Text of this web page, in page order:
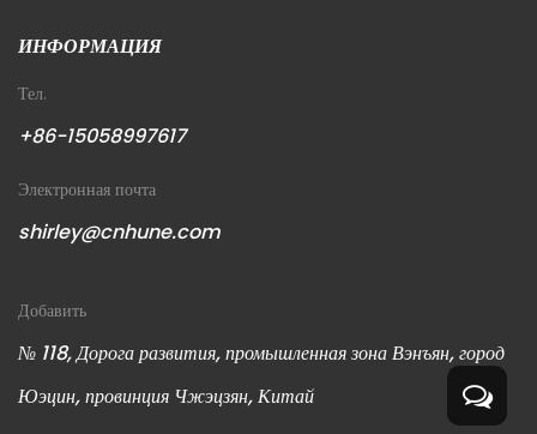
ИНФОРМАЦИЯ
Тел.
+86-15058997617
Электронная почта
shirley@cnhune.com
Добавить
№ 118, Дорога развития, промышленная зона Вэнъян, город
Юэцин, провинция Чжэцзян, Китай